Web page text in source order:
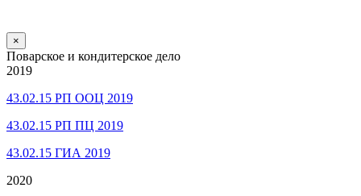
×
Поварское и кондитерское дело
2019
43.02.15 РП ООЦ 2019
43.02.15 РП ПЦ 2019
43.02.15 ГИА 2019
2020